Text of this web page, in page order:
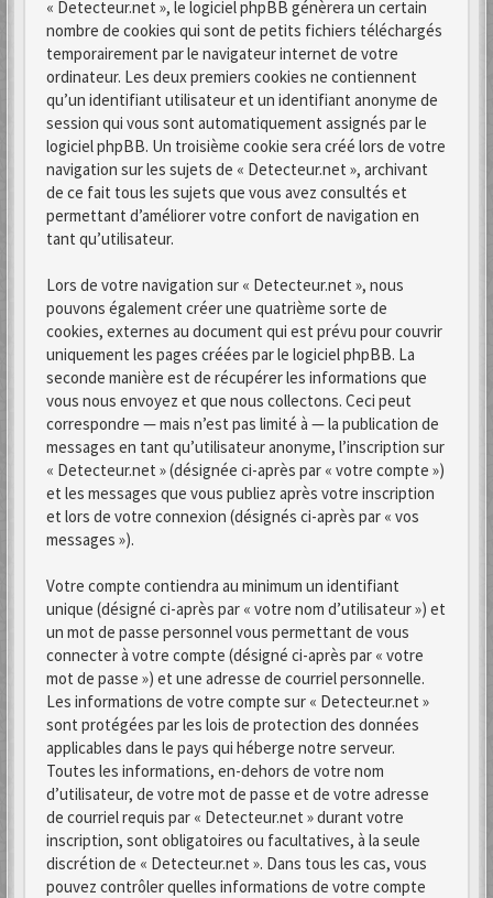
« Detecteur.net », le logiciel phpBB génèrera un certain
nombre de cookies qui sont de petits fichiers téléchargés
temporairement par le navigateur internet de votre
ordinateur. Les deux premiers cookies ne contiennent
qu’un identifiant utilisateur et un identifiant anonyme de
session qui vous sont automatiquement assignés par le
logiciel phpBB. Un troisième cookie sera créé lors de votre
navigation sur les sujets de « Detecteur.net », archivant
de ce fait tous les sujets que vous avez consultés et
permettant d’améliorer votre confort de navigation en
tant qu’utilisateur.
Lors de votre navigation sur « Detecteur.net », nous
pouvons également créer une quatrième sorte de
cookies, externes au document qui est prévu pour couvrir
uniquement les pages créées par le logiciel phpBB. La
seconde manière est de récupérer les informations que
vous nous envoyez et que nous collectons. Ceci peut
correspondre — mais n’est pas limité à — la publication de
messages en tant qu’utilisateur anonyme, l’inscription sur
« Detecteur.net » (désignée ci-après par « votre compte »)
et les messages que vous publiez après votre inscription
et lors de votre connexion (désignés ci-après par « vos
messages »).
Votre compte contiendra au minimum un identifiant
unique (désigné ci-après par « votre nom d’utilisateur ») et
un mot de passe personnel vous permettant de vous
connecter à votre compte (désigné ci-après par « votre
mot de passe ») et une adresse de courriel personnelle.
Les informations de votre compte sur « Detecteur.net »
sont protégées par les lois de protection des données
applicables dans le pays qui héberge notre serveur.
Toutes les informations, en-dehors de votre nom
d’utilisateur, de votre mot de passe et de votre adresse
de courriel requis par « Detecteur.net » durant votre
inscription, sont obligatoires ou facultatives, à la seule
discrétion de « Detecteur.net ». Dans tous les cas, vous
pouvez contrôler quelles informations de votre compte